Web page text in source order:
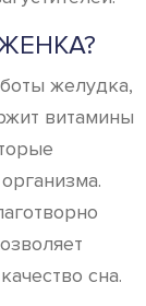
желудка,
витамины
сна.